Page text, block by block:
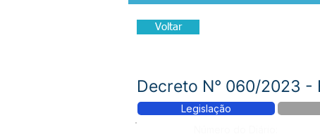
Voltar
Decreto N° 060/2023 -
Legislação